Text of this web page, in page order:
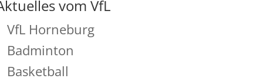
vom VfL
VfL Horneburg
Badminton
Basketball